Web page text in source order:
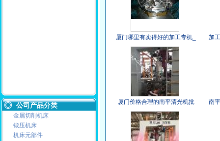
公司产品分类
金属切削机床
锻压机床
机床元部件
厦门哪里有卖得好的加工专机_
南平自动清光机
加
厦门价格合理的南平清光机批
售——南平清光机
南